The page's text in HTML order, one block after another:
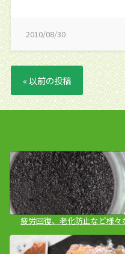
2010/08/30
« 以前の投稿
疲労回復、老化防止など様